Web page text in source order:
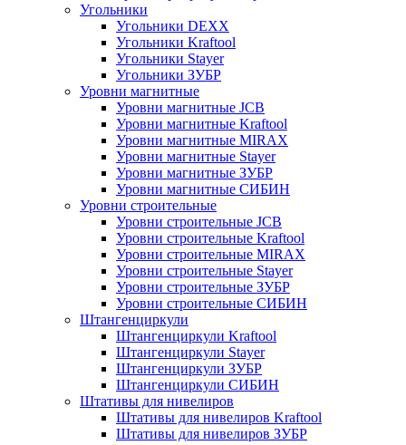
Угольники
Угольники DEXX
Угольники Kraftool
Угольники Stayer
Угольники ЗУБР
Уровни магнитные
Уровни магнитные JCB
Уровни магнитные Kraftool
Уровни магнитные MIRAX
Уровни магнитные Stayer
Уровни магнитные ЗУБР
Уровни магнитные СИБИН
Уровни строительные
Уровни строительные JCB
Уровни строительные Kraftool
Уровни строительные MIRAX
Уровни строительные Stayer
Уровни строительные ЗУБР
Уровни строительные СИБИН
Штангенциркули
Штангенциркули Kraftool
Штангенциркули Stayer
Штангенциркули ЗУБР
Штангенциркули СИБИН
Штативы для нивелиров
Штативы для нивелиров Kraftool
Штативы для нивелиров ЗУБР